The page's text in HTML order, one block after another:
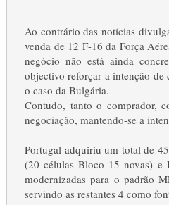
Ao contrário das notícias
venda de 12 F-16 da Força
negócio não está ainda
objectivo reforçar a intenção de
o caso da Bulgária.
Contudo, tanto o comprador,
negociação, mantendo-se a
Portugal adquiriu um total de
(20 células Bloco 15 novas) e
modernizadas para o padrão
servindo as restantes 4 como